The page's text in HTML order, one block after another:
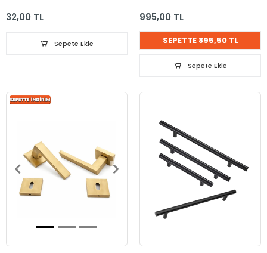
32,00 TL
Sepete Ekle
995,00 TL
SEPETTE 895,50 TL
Sepete Ekle